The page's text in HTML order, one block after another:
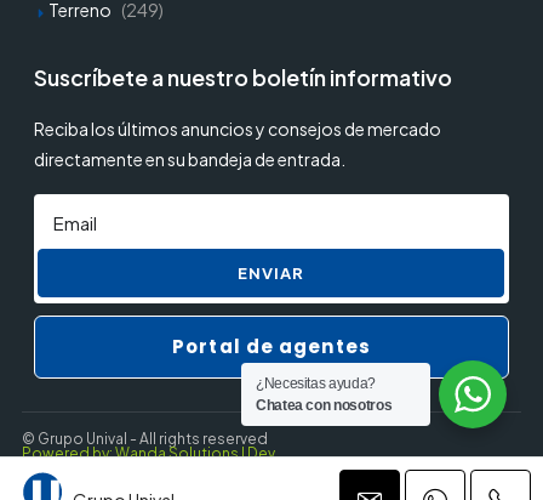
Terreno (249)
Suscríbete a nuestro boletín informativo
Reciba los últimos anuncios y consejos de mercado
directamente en su bandeja de entrada.
ENVIAR
Portal de agentes
© Grupo Unival - All rights reserved
Powered by: Wanda Solutions | Dev.
¿Necesitas ayuda?
Chatea con nosotros